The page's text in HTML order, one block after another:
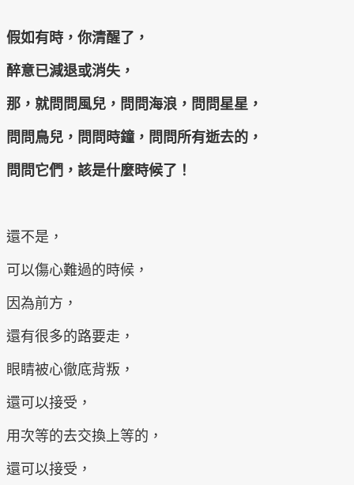
假如有時，你清醒了，
醉意已減退或消失，
那，就問問風兒，問問海浪，問問星星，
問問鳥兒，問問時鐘，問問所有逝去的，
問問它們， 該是什麼時候了！
還不是，
可以傷心難過的時候，
因為前方，
還有很多的路要走，
眼睛被心徹底背叛，
還可以接受，
用次等的去交換上等的，
還可以接受，